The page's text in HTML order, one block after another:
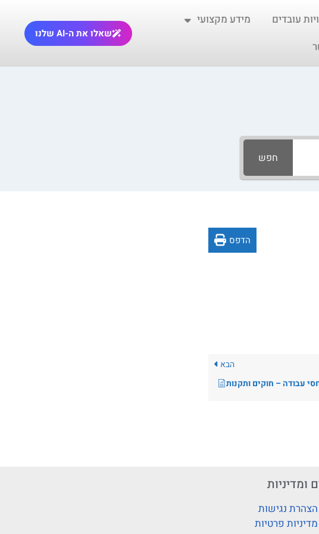
עובדים
מידע מקצועי
שאלו את ה-AI שלנו
חפש
הדפס
הבא
עבודה – חוקים ותקנות
ומדיניות
הצהרת נגישות
מדיניות פרטיות